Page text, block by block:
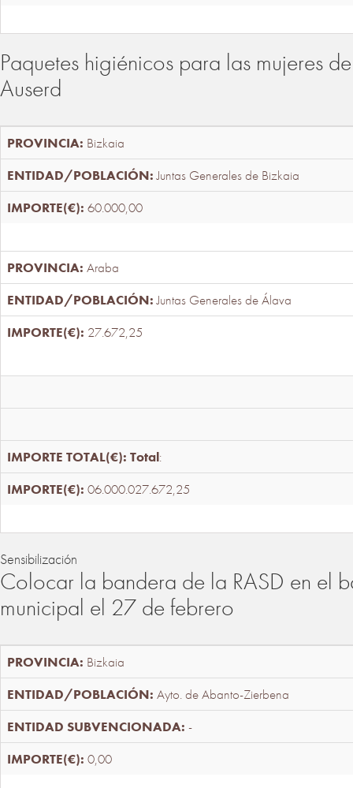
Paquetes higiénicos para las mujeres
Auserd
Bizkaia
Juntas Generales de Bizkaia
60.000,00
Araba
Juntas Generales de Álava
27.672,25
Total:
06.000.027.672,25
Sensibilización
Colocar la bandera de la RASD en el
municipal el 27 de febrero
Bizkaia
Ayto. de Abanto-Zierbena
-
0,00